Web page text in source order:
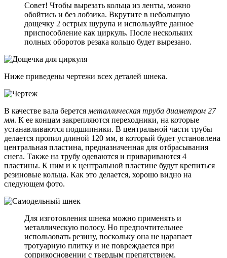
Совет! Чтобы вырезать кольца из ленты, можно
обойтись и без лобзика. Вкрутите в небольшую
дощечку 2 острых шурупа и используйте данное
приспособление как циркуль. После нескольких
полных оборотов резака кольцо будет вырезано.
Ниже приведены чертежи всех деталей шнека.
В качестве вала берется металлическая труба диаметром 27
мм. К ее концам закрепляются переходники, на которые
устанавливаются подшипники. В центральной части трубы
делается пропил длиной 120 мм, в который будет установлена
центральная пластина, предназначенная для отбрасывания
снега. Также на трубу одеваются и привариваются 4
пластины. К ним и к центральной пластине будут крепиться
резиновые кольца. Как это делается, хорошо видно на
следующем фото.
Для изготовления шнека можно применять и
металлическую полосу. Но предпочтительнее
использовать резину, поскольку она не царапает
тротуарную плитку и не повреждается при
соприкосновении с твердым препятствием,